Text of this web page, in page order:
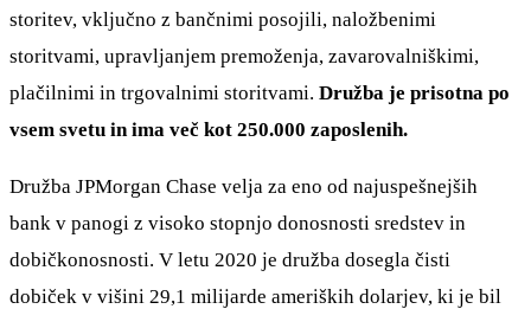
storitev, vključno z bančnimi posojili, naložbenimi
storitvami, upravljanjem premoženja, zavarovalniškimi,
plačilnimi in trgovalnimi storitvami. Družba je prisotna po
vsem svetu in ima več kot 250.000 zaposlenih.
Družba JPMorgan Chase velja za eno od najuspešnejših
bank v panogi z visoko stopnjo donosnosti sredstev in
dobičkonosnosti. V letu 2020 je družba dosegla čisti
dobiček v višini 29,1 milijarde ameriških dolarjev, ki je bil